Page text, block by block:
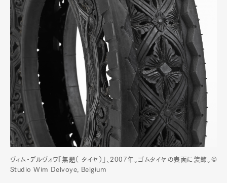
ヴィム・デルヴォワ『無題（ タイヤ）』、2007年。ゴムタイヤの表面に装飾。©
Studio Wim Delvoye, Belgium